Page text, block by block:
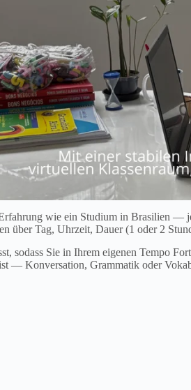
wie ein Studium in Brasilien
über Tag, Uhrzeit, Dauer (1 oder 2
sodass Sie in Ihrem eigenen Tempo
— Konversation, Grammatik oder